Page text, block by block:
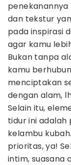
dan tekstur
pada inspirasi
agar kamu
Bukan tanpa
kamu
menciptakan
dengan alam,
Selain itu,
tidur ini
kelambu
prioritas, ya!
intim, suasana